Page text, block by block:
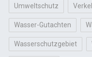
Umweltschutz
Wasser-Gutachten
Wasserschutzgebiet